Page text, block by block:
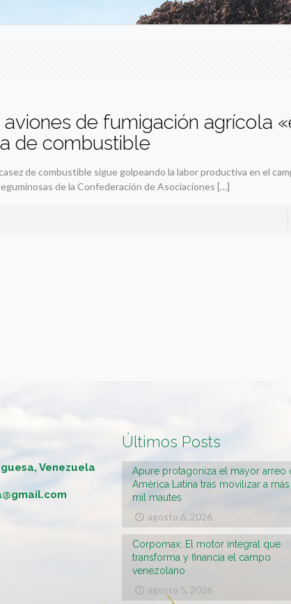
de fumigación agrícola
de combustible
de combustible sigue golpeando la labor productiva en el
de la Confederación de Asociaciones […]
Venezuela
Últimos Posts
Apure protagoniza el mayor arreo
América Latina tras movilizar a
mil mautes
agosto 6, 2026
Corpomax: El motor integral que
transforma y financia el campo
venezolano
agosto 5, 2026